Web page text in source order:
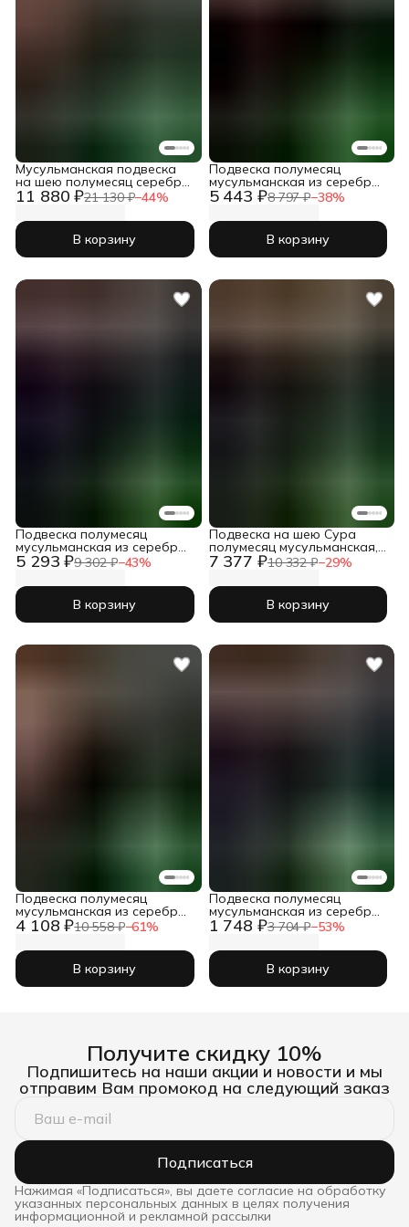
11 880 ₽21 130 ₽−44%
Мусульманская подвеска
на шею полумесяц серебро
925
В корзину
5 443 ₽8 797 ₽−38%
Подвеска полумесяц
мусульманская из серебра
925 пробы на шею
В корзину
5 293 ₽9 302 ₽−43%
Подвеска полумесяц
мусульманская из серебра
925 пробы на шею
В корзину
7 377 ₽10 332 ₽−29%
Подвеска на шею Сура
полумесяц мусульманская,
серебро 925
В корзину
4 108 ₽10 558 ₽−61%
Подвеска полумесяц
мусульманская из серебра
925 пробы на шею
В корзину
1 748 ₽3 704 ₽−53%
Подвеска полумесяц
мусульманская из серебра
925 пробы на шею
В корзину
Получите скидку 10%
Подпишитесь на наши акции и новости и мы
отправим Вам промокод на следующий заказ
Подписаться
Нажимая «Подписаться», вы даете согласие на обработку
указанных персональных данных в целях получения
информационной и рекламной рассылки